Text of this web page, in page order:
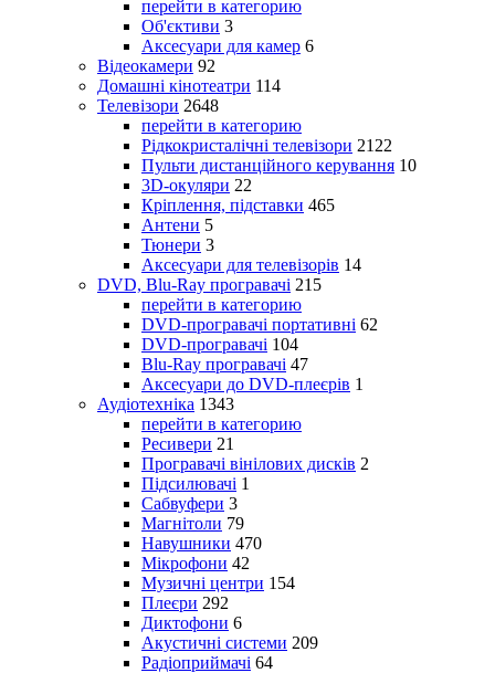
перейти в категорию
Об'єктиви 3
Аксесуари для камер 6
Відеокамери 92
Домашні кінотеатри 114
Телевізори 2648
перейти в категорию
Рідкокристалічні телевізори 2122
Пульти дистанційного керування 10
3D-окуляри 22
Кріплення, підставки 465
Антени 5
Тюнери 3
Аксесуари для телевізорів 14
DVD, Blu-Ray програвачі 215
перейти в категорию
DVD-програвачі портативні 62
DVD-програвачі 104
Blu-Ray програвачі 47
Аксесуари до DVD-плеєрів 1
Аудіотехніка 1343
перейти в категорию
Ресивери 21
Програвачі вінілових дисків 2
Підсилювачі 1
Сабвуфери 3
Магнітоли 79
Навушники 470
Мікрофони 42
Музичні центри 154
Плеєри 292
Диктофони 6
Акустичні системи 209
Радіоприймачі 64